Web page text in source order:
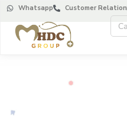
Whatsapp Customer Relation